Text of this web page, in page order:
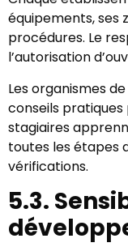
équipements, ses
procédures. Le
l’autorisation
Les organismes
conseils
stagiaires
toutes les étapes
vérifications.
5.3.